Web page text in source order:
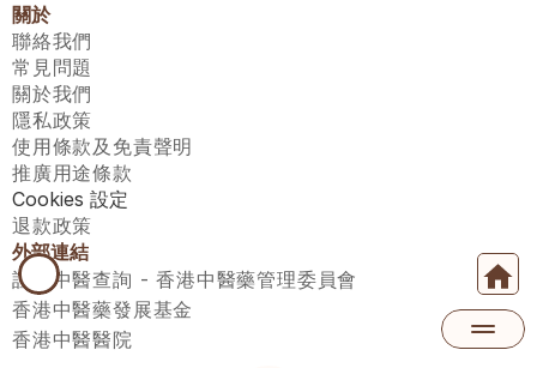
關於
聯絡我們
常見問題
關於我們
隱私政策
使用條款及免責聲明
推廣用途條款
Cookies 設定
退款政策
外部連結
註冊中醫查詢 - 香港中醫藥管理委員會
香港中醫藥發展基金
香港中醫醫院